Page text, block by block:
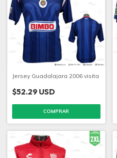
Jersey Guadalajara 2006 visita
$52.29 USD
COMPRAR